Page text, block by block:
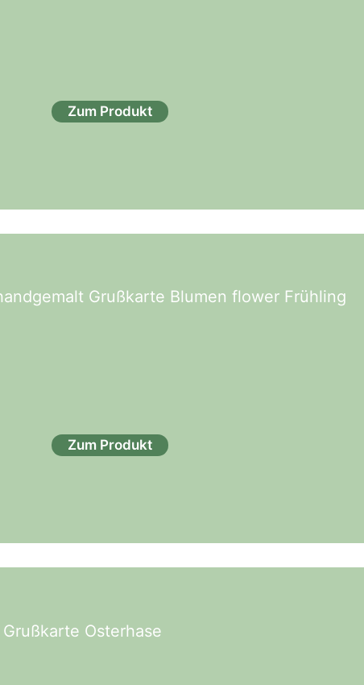
Zum Produkt
Grußkarte Blumen flower Frühling
Zum Produkt
Osterhase